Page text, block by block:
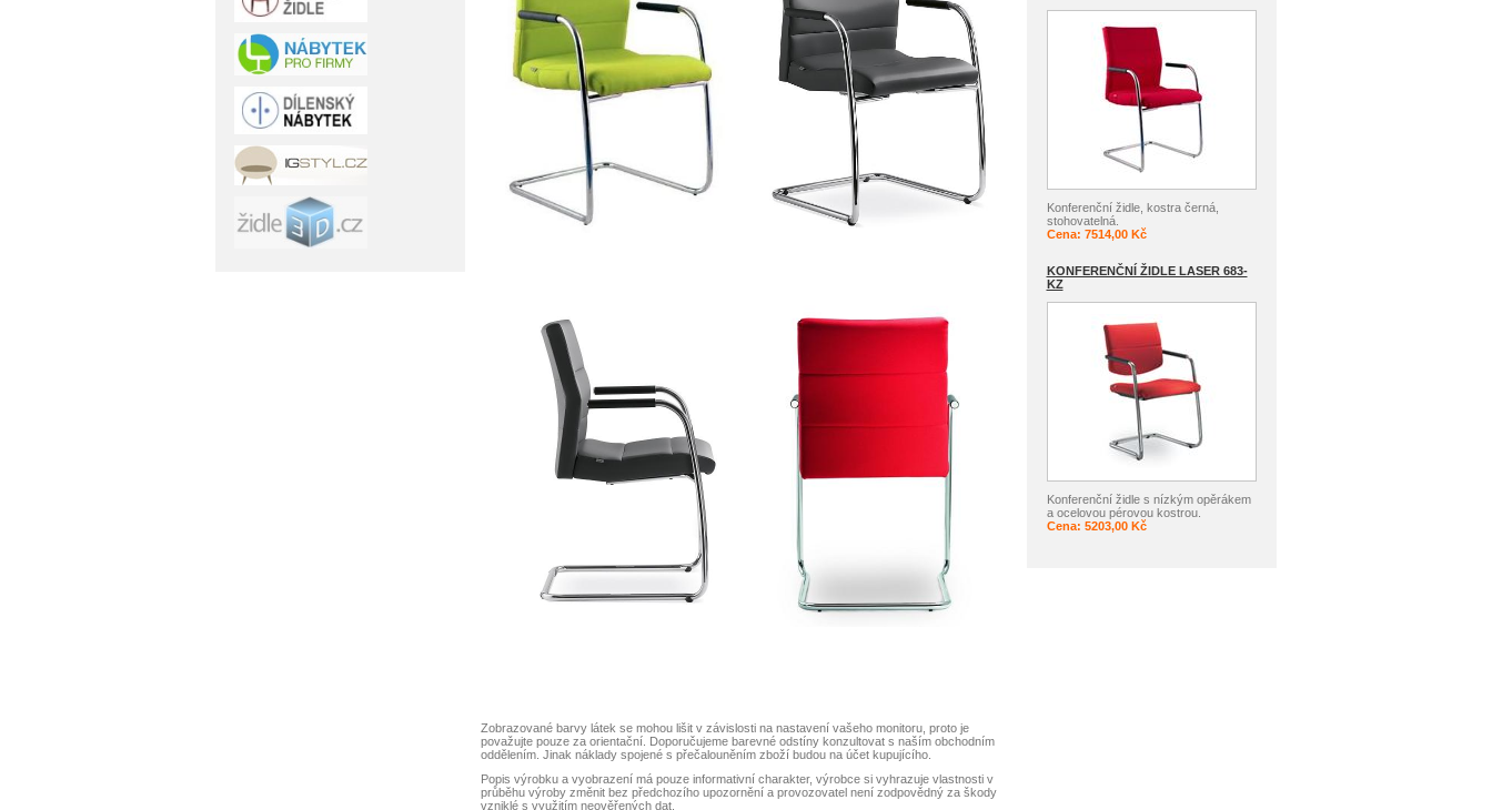
Zobrazované barvy látek se mohou lišit v závislosti na nastavení vašeho monitoru, proto je
považujte pouze za orientační. Doporučujeme barevné odstíny konzultovat s naším obchodním
oddělením. Jinak náklady spojené s přečalouněním zboží budou na účet kupujícího.
Popis výrobku a vyobrazení má pouze informativní charakter, výrobce si vyhrazuje vlastnosti v
průběhu výroby změnit bez předchozího upozornění a provozovatel není zodpovědný za škody
vzniklé s využitím neověřených dat.
Konferenční židle, kostra černá,
stohovatelná.
Cena: 7514,00 Kč
KONFERENČNÍ ŽIDLE LASER 683-
KZ
Konferenční židle s nízkým opěrákem
a ocelovou pérovou kostrou.
Cena: 5203,00 Kč